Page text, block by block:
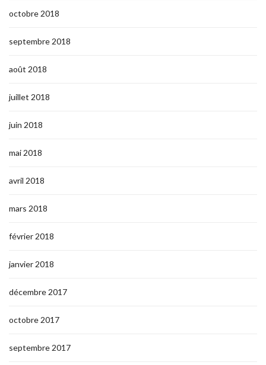
octobre 2018
septembre 2018
août 2018
juillet 2018
juin 2018
mai 2018
avril 2018
mars 2018
février 2018
janvier 2018
décembre 2017
octobre 2017
septembre 2017